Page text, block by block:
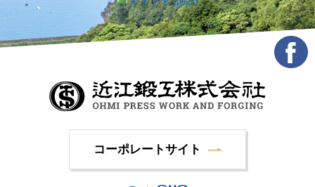
コーポレートサイト